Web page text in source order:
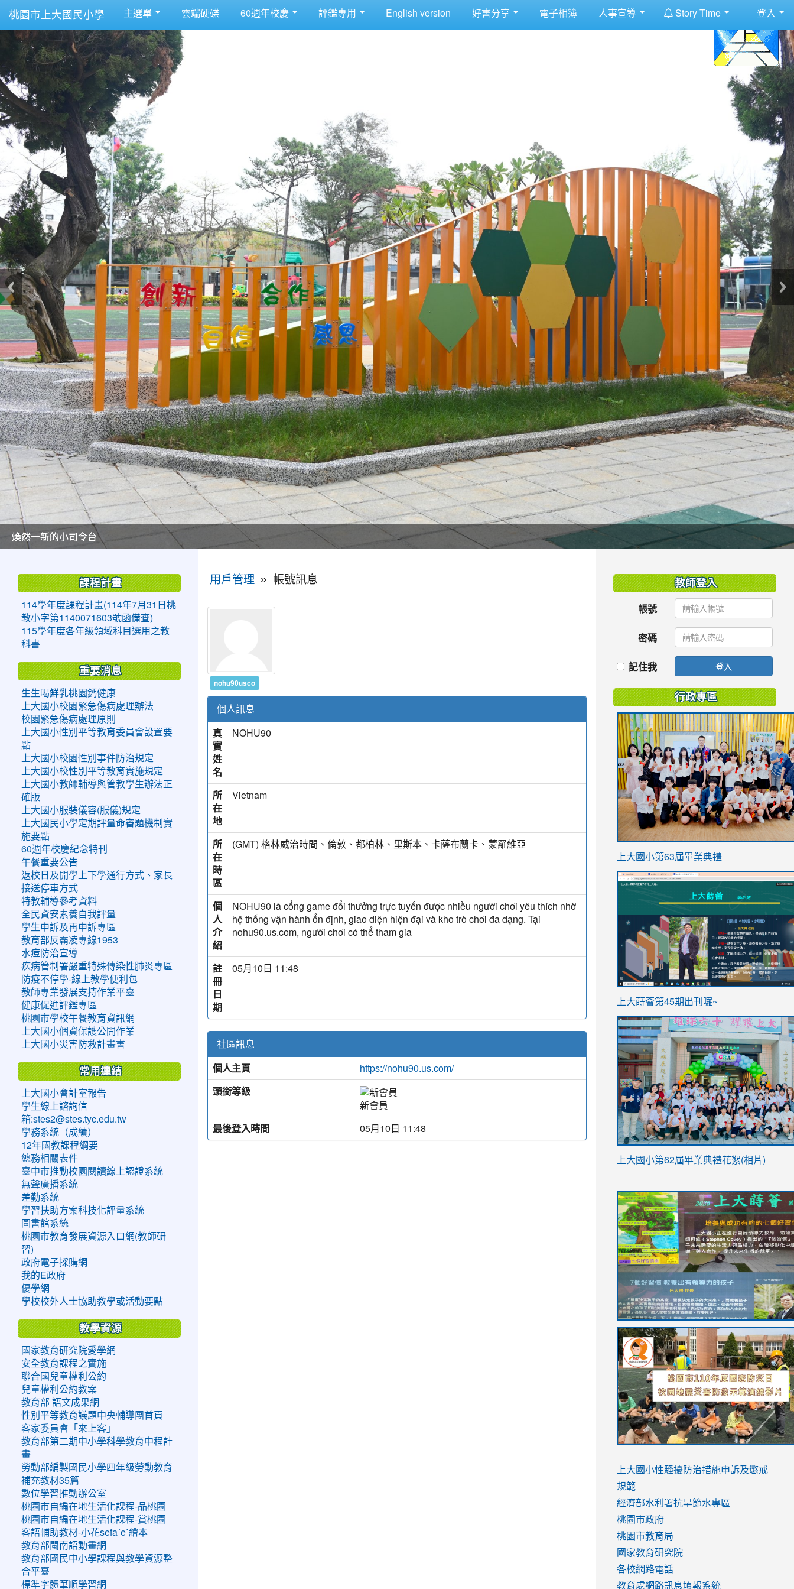
桃園市上大國民小學 主選單 雲端硬碟 60週年校慶 評鑑專用 English version 好書分享 電子相簿 人事宣導 Story Time 登入
美麗的操場是我們活力的來源
美麗的操場是我們活力的來源
煥然一新的小司令台
煥然一新的小司令台
富含桃園埤塘田園風光意象的中廊
富含桃園埤塘田園風光意象的中廊
嶄新的中庭廣場
嶄新的中庭廣場
水生池生生不息
水生池生生不息
用戶管理 » 帳號訊息
nohu90usco
個人訊息
真
實
姓
名
NOHU90
所
在
地
Vietnam
所
在
時
區
(GMT) 格林威治時間、倫敦、都柏林、里斯本、卡薩布蘭卡、蒙羅維亞
個
人
介
紹
NOHU90 là cổng game đổi thưởng trực tuyến được nhiều người chơi yêu thích nhờ
hệ thống vận hành ổn định, giao diện hiện đại và kho trò chơi đa dạng. Tại
nohu90.us.com, người chơi có thể tham gia
註
冊
日
期
05月10日 11:48
社區訊息
個人主頁
https://nohu90.us.com/
頭銜等級
新會員
最後登入時間
05月10日 11:48
課程計畫
114學年度課程計畫(114年7月31日桃
教小字第1140071603號函備查)
115學年度各年級領域科目選用之教
科書
重要消息
生生喝鮮乳桃園鈣健康
上大國小校園緊急傷病處理辦法
校園緊急傷病處理原則
上大國小性別平等教育委員會設置要
點
上大國小校園性別事件防治規定
上大國小校性別平等教育實施規定
上大國小教師輔導與管教學生辦法正
確版
上大國小服裝儀容(服儀)規定
上大國民小學定期評量命審題機制實
施要點
60週年校慶紀念特刊
午餐重要公告
返校日及開學上下學通行方式、家長
接送停車方式
特教輔導參考資料
全民資安素養自我評量
學生申訴及再申訴專區
教育部反霸凌專線1953
水痘防治宣導
疾病管制署嚴重特殊傳染性肺炎專區
防疫不停學-線上教學便利包
教師專業發展支持作業平臺
健康促進評鑑專區
桃園市學校午餐教育資訊網
上大國小個資保護公開作業
上大國小災害防救計畫書
常用連結
上大國小會計室報告
學生線上諮詢信
箱:stes2@stes.tyc.edu.tw
學務系統（成績）
12年國教課程綱要
總務相關表件
臺中市推動校園閱讀線上認證系統
無聲廣播系統
差勤系統
學習扶助方案科技化評量系統
圖書館系統
桃園市教育發展資源入口網(教師研
習)
政府電子採購網
我的E政府
優學網
學校校外人士協助教學或活動要點
教學資源
國家教育研究院愛學網
安全教育課程之實施
聯合國兒童權利公約
兒童權利公約教案
教育部 語文成果網
性別平等教育議題中央輔導團首頁
客家委員會「來上客」
教育部第二期中小學科學教育中程計
畫
勞動部編製國民小學四年級勞動教育
補充教材35篇
數位學習推動辦公室
桃園市自編在地生活化課程-品桃園
桃園市自編在地生活化課程-賞桃園
客語輔助教材-小花sefaˊeˋ繪本
教育部閩南語動畫網
教育部國民中小學課程與教學資源整
合平臺
標準字體筆順學習網
教師登入
帳號
密碼
記住我 登入
行政專區
link
https://sites.google.com/stes.tyc.edu.tw/
上大國小第63屆畢業典禮
link
ink
https://sites.google.com/stes.tyc.edu.tw/
link
https://sites.google.com/stes.tyc.edu.tw/
上大蒔薈第45期出刊囉~
link
YfDQppRvyMk686kIw6SBbssEIZ6WnT/
usp=sharing
上大國小第62屆畢業典禮花絮(相片)
to
https://drive.google.com/file/d/1I-
YfDQppRvyMk686kIw6SBbssEIZ6WnT/
usp=sharing
to
https://sites.google.com/stes.tyc.edu.tw/
link
to
https://sites.google.com/stes.tyc.edu.tw/
link
to
https://drive.google.com/file/d/
usp=sharing
link
to
https://youtu.be/jJOMVWY3-
8M
link
to
https://drive.google.com/file/d/
usp=sharing
to
https://www.youtube.com/watch?
v=hC_gdZndU9s
to
https://www.youtube.com/watch?
v=hC_gdZndU9s
link
to
https://www.youtube.com/watch?
v=mfpNykQ0g4M
上大國小性騷擾防治措施申訴及懲戒
規範
經濟部水利署抗旱節水專區
桃園市政府
桃園市教育局
國家教育研究院
各校網路電話
教育處網路訊息填報系統